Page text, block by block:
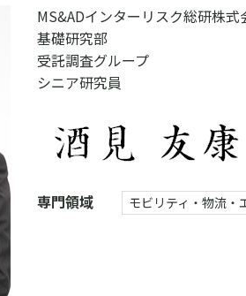
MS&ADインターリスク総研株式
基礎研究部
受託調査グループ
シニア研究員
専門領域 モビリティ・物流・